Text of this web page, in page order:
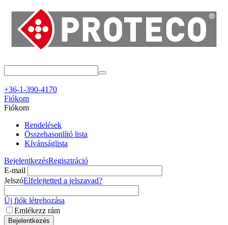
+36-1-390-4170
Fiókom
Fiókom
Rendelések
Összehasonlító lista
Kívánságlista
BejelentkezésRegisztráció
E-mail
JelszóElfelejtetted a jelszavad?
Új fiók létrehozása
Emlékezz rám
Bejelentkezés